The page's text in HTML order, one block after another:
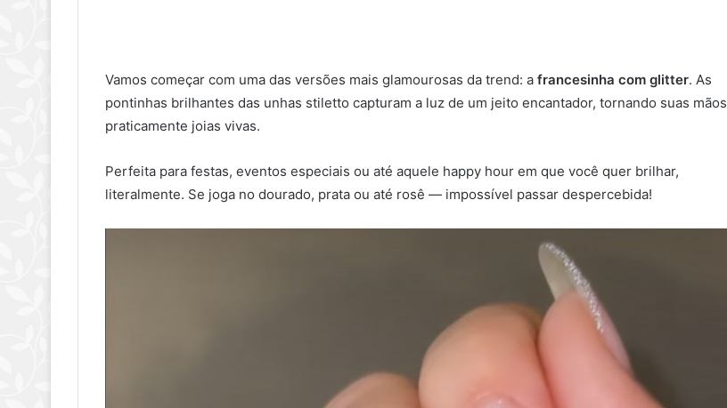
Vamos começar com uma das versões mais glamourosas da trend: a francesinha com glitter. As
pontinhas brilhantes das unhas stiletto capturam a luz de um jeito encantador, tornando suas mãos
praticamente joias vivas.
Perfeita para festas, eventos especiais ou até aquele happy hour em que você quer brilhar,
literalmente. Se joga no dourado, prata ou até rosê — impossível passar despercebida!